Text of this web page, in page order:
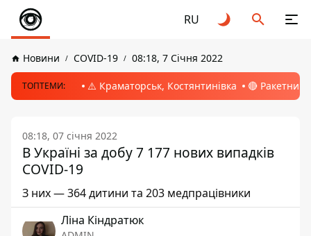
RU
Новини COVID-19 08:18, 7 Січня 2022
ТОПТЕМИ: ⚠️ Краматорськ, Костянтинівка 🔴 Ракетний
08:18, 07 січня 2022
В Україні за добу 7 177 нових випадків
COVID-19
З них — 364 дитини та 203 медпрацівники
Ліна Кіндратюк